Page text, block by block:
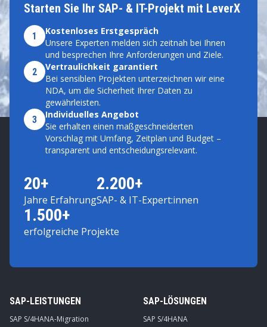
Starten Sie Ihr SAP- & IT-Projekt mit LeverX
1
Kostenloses Erstgespräch
Unsere Experten melden sich zeitnah bei Ihnen
und besprechen Ihre Anforderungen und Ziele.
2
Vertraulichkeit garantiert
Bei sensiblen Projekten unterzeichnen wir eine
NDA, um die Sicherheit Ihrer Daten zu
gewährleisten.
3
Individuelles Angebot
Sie erhalten einen maßgeschneiderten
Vorschlag mit Umfang, Zeitplan und Budget –
transparent und entscheidungsrelevant.
20+
Jahre Erfahrung
2.200+
SAP- & IT-Expert:innen
1.500+
erfolgreiche Projekte
SAP-LEISTUNGEN
SAP S/4HANA-Migration
SAP-LÖSUNGEN
SAP S/4HANA